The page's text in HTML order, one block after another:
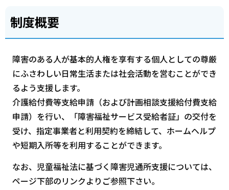
制度概要
障害のある人が基本的人権を享有する個人としての尊厳
にふさわしい日常生活または社会活動を営むことができ
るよう支援します。
介護給付費等支給申請（および計画相談支援給付費支給
申請）を行い、「障害福祉サービス受給者証」の交付を
受け、指定事業者と利用契約を締結して、ホームヘルプ
や短期入所等を利用することができます。
なお、児童福祉法に基づく障害児通所支援については、
ページ下部のリンクよりご参照下さい。